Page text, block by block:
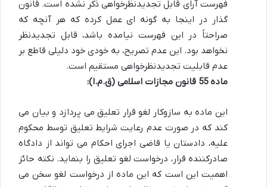
فهرست آرای قابل تجدیدنظرخواهی ذکر نشده است. قانون
گذار در اینجا به گونه ای عمل کرده که هر آنچه که
صراحتاً در این فهرست نیامده باشد، قابل تجدیدنظر
نخواهد بود. این عدم تصریح، به خودی خود دلیلی قاطع بر
عدم قابلیت تجدیدنظرخواهی مستقیم است.
ماده 55 قانون مجازات اسلامی (ق.م.ا):
این ماده به سازوکار لغو قرار تعلیق می پردازد و بیان می
کند که در صورت عدم رعایت شرایط تعلیق توسط محکوم
علیه، دادستان یا قاضی اجرای احکام می تواند از دادگاه
صادرکننده قرار، درخواست لغو تعلیق را بنماید. نکته حائز
اهمیت این است که این ماده از درخواست لغو سخن می